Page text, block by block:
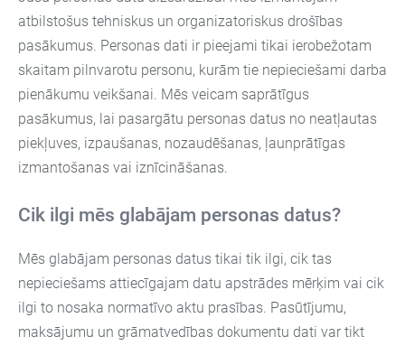
atbilstošus tehniskus un organizatoriskus drošības
pasākumus. Personas dati ir pieejami tikai ierobežotam
skaitam pilnvarotu personu, kurām tie nepieciešami darba
pienākumu veikšanai. Mēs veicam saprātīgus
pasākumus, lai pasargātu personas datus no neatļautas
piekļuves, izpaušanas, nozaudēšanas, ļaunprātīgas
izmantošanas vai iznīcināšanas.
Cik ilgi mēs glabājam personas datus?
Mēs glabājam personas datus tikai tik ilgi, cik tas
nepieciešams attiecīgajam datu apstrādes mērķim vai cik
ilgi to nosaka normatīvo aktu prasības. Pasūtījumu,
maksājumu un grāmatvedības dokumentu dati var tikt